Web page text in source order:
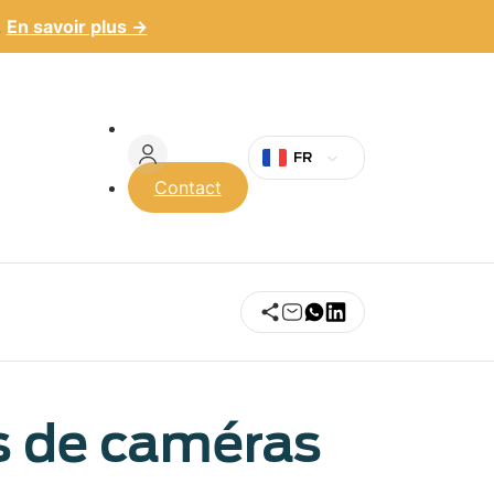
En savoir plus →
Menu
compte
l'utilisateur
Contact
FR
de caméras